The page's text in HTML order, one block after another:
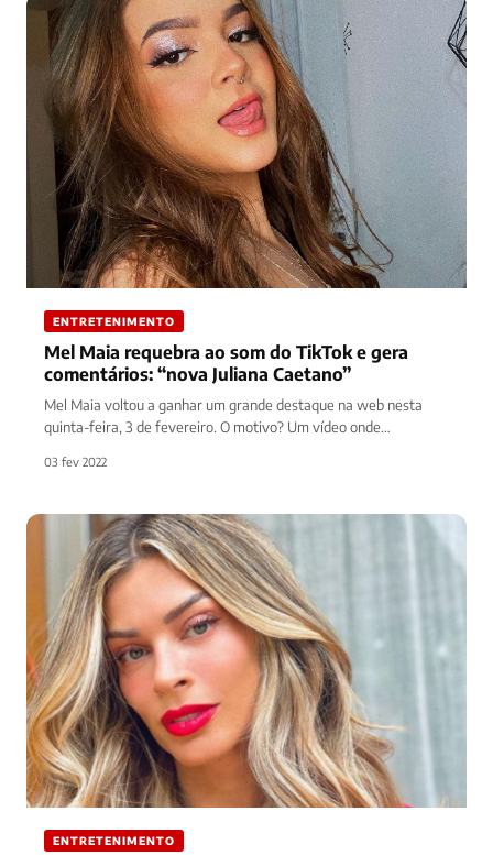
ENTRETENIMENTO
Mel Maia requebra ao som do TikTok e gera
comentários: “nova Juliana Caetano”
Mel Maia voltou a ganhar um grande destaque na web nesta
quinta-feira, 3 de fevereiro. O motivo? Um vídeo onde…
03 fev 2022
ENTRETENIMENTO